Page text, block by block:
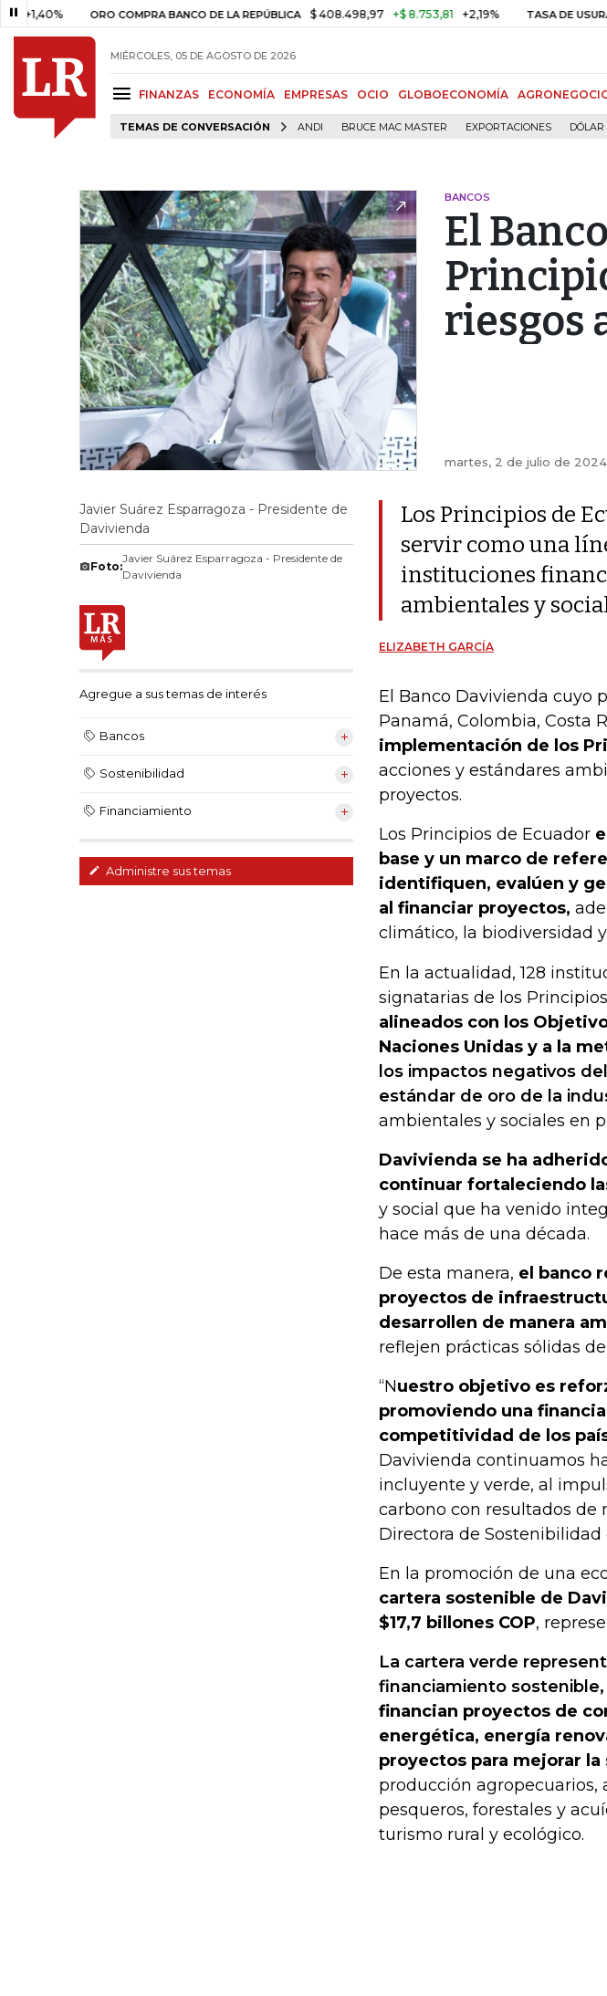
ORO COMPRA BANCO DE LA REPÚBLICA $ 408.498,97 +$ 8.753,81 +2,19% TASA DE USURA
MIÉRCOLES, 05 DE AGOSTO DE 2026
FINANZAS ECONOMÍA EMPRESAS OCIO GLOBOECONOMÍA
TEMAS DE CONVERSACIÓN ANDI BRUCE MAC MASTER EXPORTACIONES DÓLAR
BANCOS
El
riesgos
martes, 2 de julio de 2024
Javier Suárez Esparragoza - Presidente de
Davivienda
Foto:
Javier Suárez Esparragoza - Presidente de
Davivienda
Agregue a sus temas de interés
Bancos
Sostenibilidad
Financiamiento
Administre sus temas
Los Principios de
servir como una
instituciones
ambientales y
ELIZABETH GARCÍA
El Banco Davivienda cuyo
Panamá, Colombia, Costa
implementación de los
acciones y estándares
proyectos.
Los Principios de Ecuador
base y un marco de
identifiquen, evalúen y
al financiar proyectos,
climático, la biodiversidad
En la actualidad, 128
signatarias de los
alineados con los
Naciones Unidas y a la
los impactos negativos
estándar de oro de la
ambientales y sociales en
Davivienda se ha
continuar fortaleciendo
y social que ha venido
hace más de una década.
De esta manera, el banco
proyectos de
desarrollen de manera
reflejen prácticas sólidas
“Nuestro objetivo es
promoviendo una
competitividad de los
Davivienda continuamos
incluyente y verde, al
carbono con resultados de
Directora de Sostenibilidad
En la promoción de una
cartera sostenible de
$17,7 billones COP,
La cartera verde
financiamiento
financian proyectos de
energética, energía
proyectos para mejorar
producción agropecuarios,
pesqueros, forestales y
turismo rural y ecológico.